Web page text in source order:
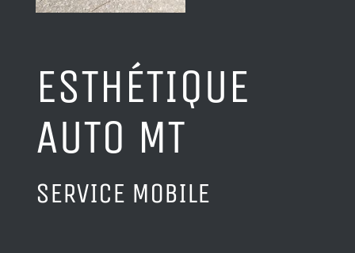
ESTHÉTIQUE
AUTO MT
SERVICE MOBILE